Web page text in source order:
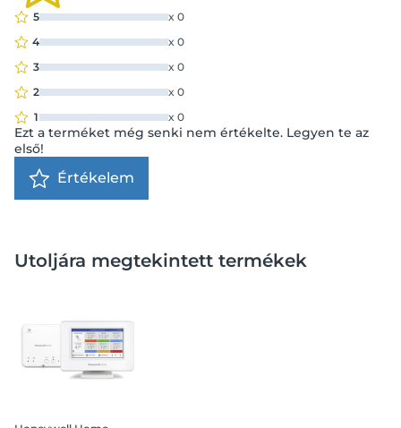
5 x 0
4
x 0
3
x 0
2
x 0
1
x 0
Ezt a terméket még senki nem értékelte. Legyen te az
első!
Értékelem
Utoljára megtekintett termékek